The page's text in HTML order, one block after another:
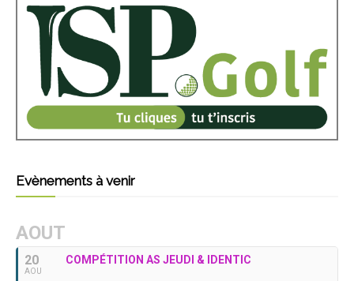
Evènements à venir
AOUT
20
AOU
COMPÉTITION AS JEUDI & IDENTIC